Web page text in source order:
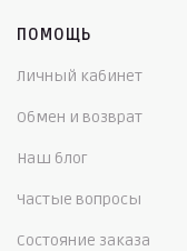
ПОМОЩЬ
Личный кабинет
Обмен и возврат
Наш блог
Частые вопросы
Состояние заказа